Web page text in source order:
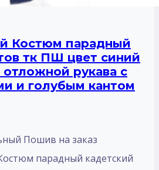
Костюм парадный
тк ПШ цвет синий
отложной рукава с
и голубым кантом
Пошив на заказ
парадный кадетский